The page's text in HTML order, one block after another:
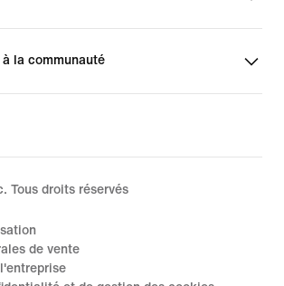
la communauté
Tous droits réservés
de vente